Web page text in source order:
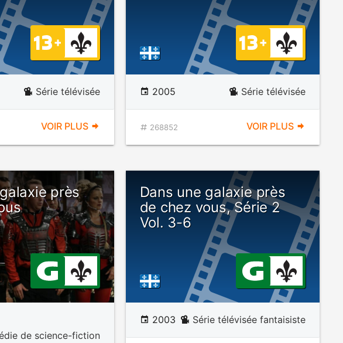
Série télévisée
VOIR PLUS
2005 Série télévisée
268852 VOIR PLUS
près
de science-fiction
Dans une galaxie près
de chez vous, Série 2
Vol. 3-6
2003 Série télévisée fantaisiste